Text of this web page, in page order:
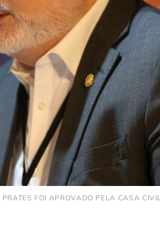
FOI APROVADO PELA CASA